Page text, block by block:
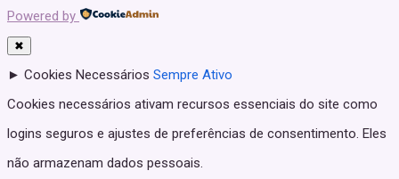
Powered by
✖
► Cookies Necessários Sempre Ativo
Cookies necessários ativam recursos essenciais do site como
logins seguros e ajustes de preferências de consentimento. Eles
não armazenam dados pessoais.